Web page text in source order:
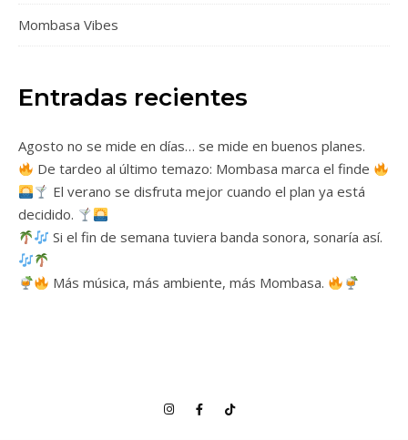
Mombasa Vibes
Entradas recientes
Agosto no se mide en días… se mide en buenos planes.
De tardeo al último temazo: Mombasa marca el finde
El verano se disfruta mejor cuando el plan ya está
decidido.
Si el fin de semana tuviera banda sonora, sonaría así.
Más música, más ambiente, más Mombasa.